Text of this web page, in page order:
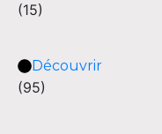
(15)
Découvrir
(95)